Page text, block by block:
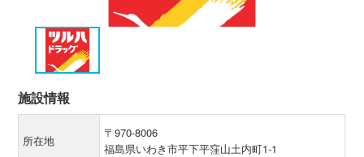
施設情報
所在地
〒970-8006
福島県いわき市平下平窪山土内町1‐1